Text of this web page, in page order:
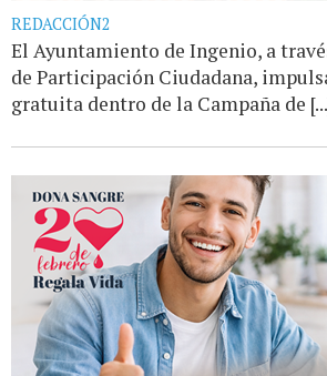
REDACCIÓN2
El Ayuntamiento de Ingenio, a
de Participación Ciudadana,
gratuita dentro de la Campaña de